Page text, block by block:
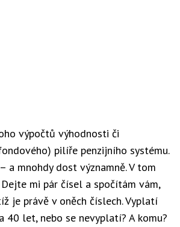
výpočtů výhodnosti či
pilíře penzijního systému.
a mnohdy dost významně. V tom
mi pár čísel a spočítám vám,
je právě v oněch číslech. Vyplatí
40 let, nebo se nevyplatí? A komu?